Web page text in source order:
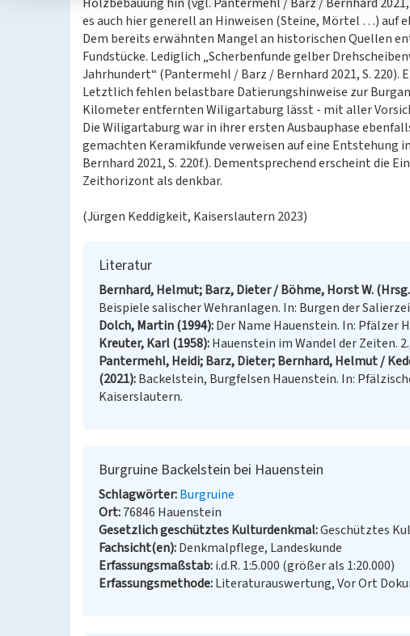
es auch hier generell an Hinweisen (Steine, Mörtel …) auf
Dem bereits erwähnten Mangel an historischen Quellen
Fundstücke. Lediglich „Scherbenfunde gelber
Jahrhundert“ (Pantermehl / Barz / Bernhard 2021, S. 220).
Letztlich fehlen belastbare Datierungshinweise zur
Kilometer entfernten Wiligartaburg lässt - mit aller
Die Wiligartaburg war in ihrer ersten Ausbauphase
gemachten Keramikfunde verweisen auf eine Entstehung
Bernhard 2021, S. 220f.). Dementsprechend erscheint die
Zeithorizont als denkbar.
(Jürgen Keddigkeit, Kaiserslautern 2023)
Literatur
Bernhard, Helmut; Barz, Dieter / Böhme, Horst W.
Beispiele salischer Wehranlagen. In: Burgen der
Dolch, Martin (1994) Der Name Hauenstein. In: Pfälzer
Kreuter, Karl (1958) Hauenstein im Wandel der Zeiten.
Pantermehl, Heidi; Barz, Dieter; Bernhard, Helmut /
(2021) Backelstein, Burgfelsen Hauenstein. In:
Kaiserslautern.
Burgruine Backelstein bei Hauenstein
Schlagwörter Burgruine
Ort 76846 Hauenstein
Gesetzlich geschütztes Kulturdenkmal Geschütztes
Fachsicht(en) Denkmalpflege, Landeskunde
Erfassungsmaßstab i.d.R. 1:5.000 (größer als 1:20.000)
Erfassungsmethode Literaturauswertung, Vor Ort